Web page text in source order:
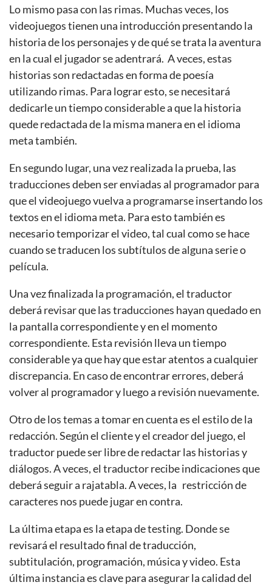
Lo mismo pasa con las rimas. Muchas veces, los
videojuegos tienen una introducción presentando la
historia de los personajes y de qué se trata la aventura
en la cual el jugador se adentrará. A veces, estas
historias son redactadas en forma de poesía
utilizando rimas. Para lograr esto, se necesitará
dedicarle un tiempo considerable a que la historia
quede redactada de la misma manera en el idioma
meta también.
En segundo lugar, una vez realizada la prueba, las
traducciones deben ser enviadas al programador para
que el videojuego vuelva a programarse insertando los
textos en el idioma meta. Para esto también es
necesario temporizar el video, tal cual como se hace
cuando se traducen los subtítulos de alguna serie o
película.
Una vez finalizada la programación, el traductor
deberá revisar que las traducciones hayan quedado en
la pantalla correspondiente y en el momento
correspondiente. Esta revisión lleva un tiempo
considerable ya que hay que estar atentos a cualquier
discrepancia. En caso de encontrar errores, deberá
volver al programador y luego a revisión nuevamente.
Otro de los temas a tomar en cuenta es el estilo de la
redacción. Según el cliente y el creador del juego, el
traductor puede ser libre de redactar las historias y
diálogos. A veces, el traductor recibe indicaciones que
deberá seguir a rajatabla. A veces, la restricción de
caracteres nos puede jugar en contra.
La última etapa es la etapa de testing. Donde se
revisará el resultado final de traducción,
subtitulación, programación, música y video. Esta
última instancia es clave para asegurar la calidad del